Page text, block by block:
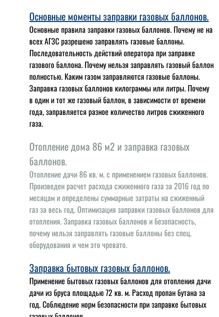
Основные моменты заправки газовых баллонов.
Основные правила заправки газовых баллонов. Почему не на
всех АГЗС разрешено заправлять газовые баллоны.
Последовательность действий оператора при заправке
газового баллона. Почему нельзя заправлять газовый баллон
полностью. Каким газом заправляются газовые баллоны.
Заправка газовых баллонов килограммы или литры. Почему
в один и тот же газовый баллон, в зависимости от времени
года, заправляется разное количество литров сжиженного
газа.
Отопление дома 86 м2 и заправка газовых
баллонов.
Отопление дачи 86 кв. м. с применением газовых баллонов.
Произведен расчет расхода сжиженного газа за 2016 год по
месяцам и определены суммарные затраты на сжиженный
газ за весь год. Оптимизация заправки газовых баллонов для
отопления. Заправка газовых баллонов и безопасность,
почему нельзя заправлять газовые баллоны без спец.
оборудования и чем это чревато.
Заправка бытовых газовых баллонов.
Применение бытовых газовых баллонов для отопления дачи
дачи из бруса площадью 72 кв. м. Расход пропан бутана за
год. Соблюдение норм безопасности при заправке бытовых